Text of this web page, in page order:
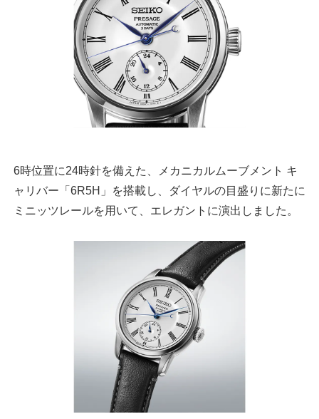
6時位置に24時針を備えた、メカニカルムーブメント キ
ャリバー「6R5H」を搭載し、ダイヤルの目盛りに新たに
ミニッツレールを用いて、エレガントに演出しました。